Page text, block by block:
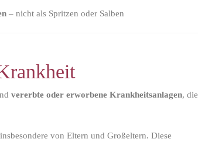
– nicht als Spritzen oder Salben
vererbte oder erworbene Krankheitsanlagen, die
von Eltern und Großeltern. Diese